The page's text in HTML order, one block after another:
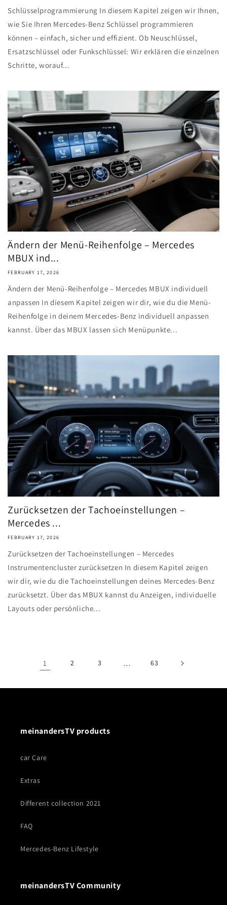
Schlüsselprogrammierung In diesem Kapitel zeigen wir Ihnen,
wie Sie Ihren Mercedes-Benz Schlüssel programmieren
können – einfach, sicher und effizient. Ob Neuschlüssel,
Ersatzschlüssel oder Funkschlüssel: Wir erklären die einzelnen
Schritte, worauf...
Ändern der Menü-Reihenfolge – Mercedes
MBUX ind...
FEBRUARY 17, 2026
Ändern der Menü-Reihenfolge – Mercedes MBUX individuell
anpassen In diesem Kapitel zeigen wir dir, wie du die Menü-
Reihenfolge in deinem Mercedes-Benz individuell anpassen
kannst. Über das MBUX lassen sich Menüpunkte...
Zurücksetzen der Tachoeinstellungen –
Mercedes ...
FEBRUARY 17, 2026
Zurücksetzen der Tachoeinstellungen – Mercedes
Instrumentencluster zurücksetzen In diesem Kapitel zeigen
wir dir, wie du die Tachoeinstellungen deines Mercedes-Benz
zurücksetzt. Über das MBUX kannst du Anzeigen, individuelle
Layouts oder persönliche...
1 2 3 … 63
meinandersTV products
car Care
Extras
Different collection 2021
FAQ
Mercedes-Benz Lifestyle
meinandersTV Community